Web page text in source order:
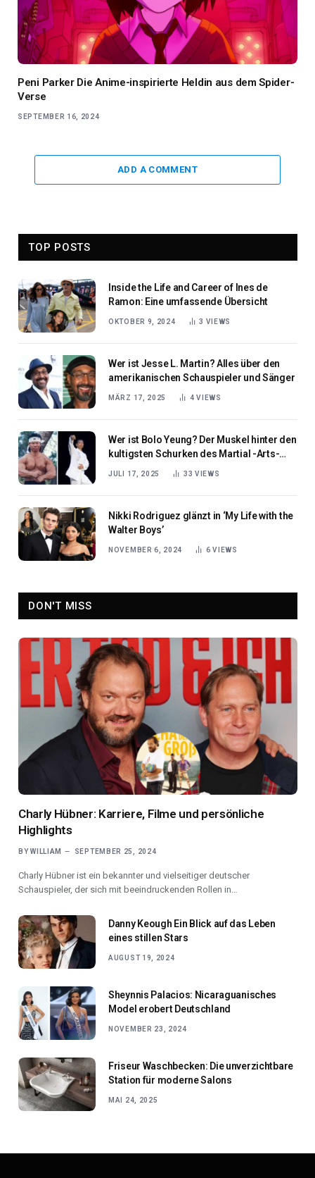
Peni Parker Die Anime-inspirierte Heldin aus dem Spider-
Verse
SEPTEMBER 16, 2024
ADD A COMMENT
TOP POSTS
Inside the Life and Career of Ines de
Ramon: Eine umfassende Übersicht
OKTOBER 9, 2024 3 VIEWS
Wer ist Jesse L. Martin? Alles über den
amerikanischen Schauspieler und Sänger
MÄRZ 17, 2025 4VIEWS
Wer ist Bolo Yeung? Der Muskel hinter den
kultigsten Schurken des Martial -Arts-
JULI 17, 2025 33 VIEWS
Nikki Rodriguez glänzt in ‘My Life with the
Walter Boys’
NOVEMBER 6, 2024 6VIEWS
DON'T MISS
Charly Hübner: Karriere, Filme und persönliche
Highlights
BY WILLIAM SEPTEMBER 25, 2024
Charly Hübner ist ein bekannter und vielseitiger deutscher
Schauspieler, der sich mit beeindruckenden Rollen in…
Danny Keough Ein Blick auf das Leben
eines stillen Stars
AUGUST 19, 2024
Sheynnis Palacios: Nicaraguanisches
Model erobert Deutschland
NOVEMBER 23, 2024
Friseur Waschbecken: Die unverzichtbare
Station für moderne Salons
MAI 24, 2025